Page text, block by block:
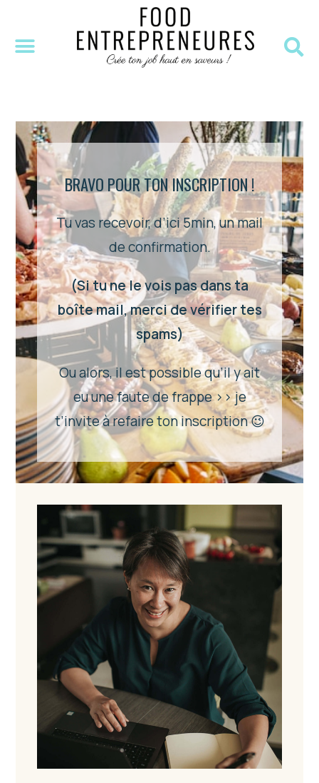
BRAVO POUR TON INSCRIPTION !
Tu vas recevoir, d’ici 5min, un mail
de confirmation.
(Si tu ne le vois pas dans ta
boîte mail, merci de vérifier tes
spams)
Ou alors, il est possible qu’il y ait
eu une faute de frappe >> je
t’invite à refaire ton inscription 😉